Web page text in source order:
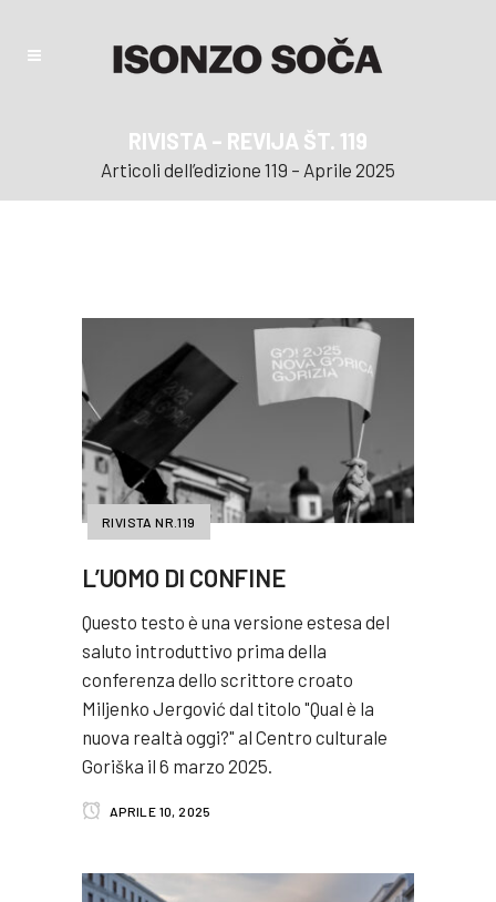
RIVISTA – REVIJA ŠT. 119
Articoli dell’edizione 119 – Aprile 2025
RIVISTA NR.119
L’UOMO DI CONFINE
Questo testo è una versione estesa del
saluto introduttivo prima della
conferenza dello scrittore croato
Miljenko Jergović dal titolo "Qual è la
nuova realtà oggi?" al Centro culturale
Goriška il 6 marzo 2025.
APRILE 10, 2025